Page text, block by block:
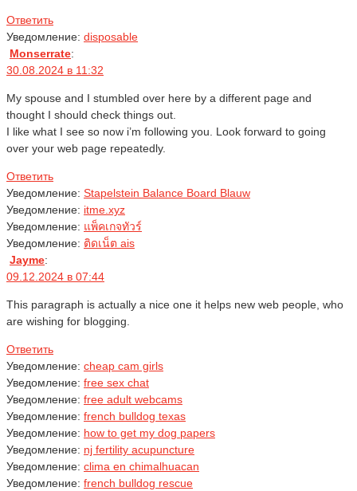
Ответить
Уведомление: disposable
Monserrate:
30.08.2024 в 11:32
My spouse and I stumbled over here by a different page and
thought I should check things out.
I like what I see so now i’m following you. Look forward to going
over your web page repeatedly.
Ответить
Уведомление: Stapelstein Balance Board Blauw
Уведомление: itme.xyz
Уведомление: แพ็คเกจทัวร์
Уведомление: ติดเน็ต ais
Jayme:
09.12.2024 в 07:44
This paragraph is actually a nice one it helps new web people, who
are wishing for blogging.
Ответить
Уведомление: cheap cam girls
Уведомление: free sex chat
Уведомление: free adult webcams
Уведомление: french bulldog texas
Уведомление: how to get my dog papers
Уведомление: nj fertility acupuncture
Уведомление: clima en chimalhuacan
Уведомление: french bulldog rescue